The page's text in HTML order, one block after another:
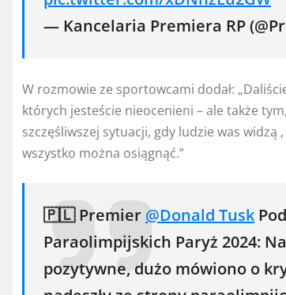
— Kancelaria Premiera RP
W rozmowie ze sportowcami dodał:
których jesteście nieocenieni – ale także
szczęśliwszej sytuacji, gdy ludzie was
wszystko można osiągnąć.”
🇵🇱 Premier @Donald Tusk
Paraolimpijskich Paryż 2024:
pozytywne, dużo mówiono o